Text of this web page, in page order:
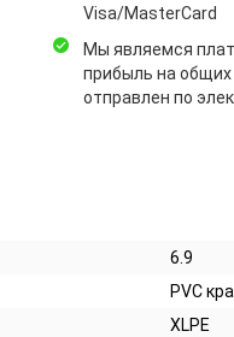
Visa/MasterCard
Мы являемся
прибыль на
отправлен по
6.9
PVC
XLPE